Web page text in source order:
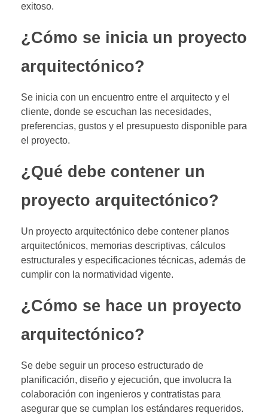
exitoso.
¿Cómo se inicia un proyecto
arquitectónico?
Se inicia con un encuentro entre el arquitecto y el
cliente, donde se escuchan las necesidades,
preferencias, gustos y el presupuesto disponible para
el proyecto.
¿Qué debe contener un
proyecto arquitectónico?
Un proyecto arquitectónico debe contener planos
arquitectónicos, memorias descriptivas, cálculos
estructurales y especificaciones técnicas, además de
cumplir con la normatividad vigente.
¿Cómo se hace un proyecto
arquitectónico?
Se debe seguir un proceso estructurado de
planificación, diseño y ejecución, que involucra la
colaboración con ingenieros y contratistas para
asegurar que se cumplan los estándares requeridos.